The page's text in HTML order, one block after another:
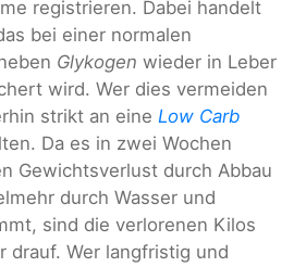
registrieren. Dabei handelt
bei einer normalen
Glykogen wieder in Leber
wird. Wer dies vermeiden
strikt an eine Low Carb
Da es in zwei Wochen
Gewichtsverlust durch Abbau
durch Wasser und
sind die verlorenen Kilos
drauf. Wer langfristig und